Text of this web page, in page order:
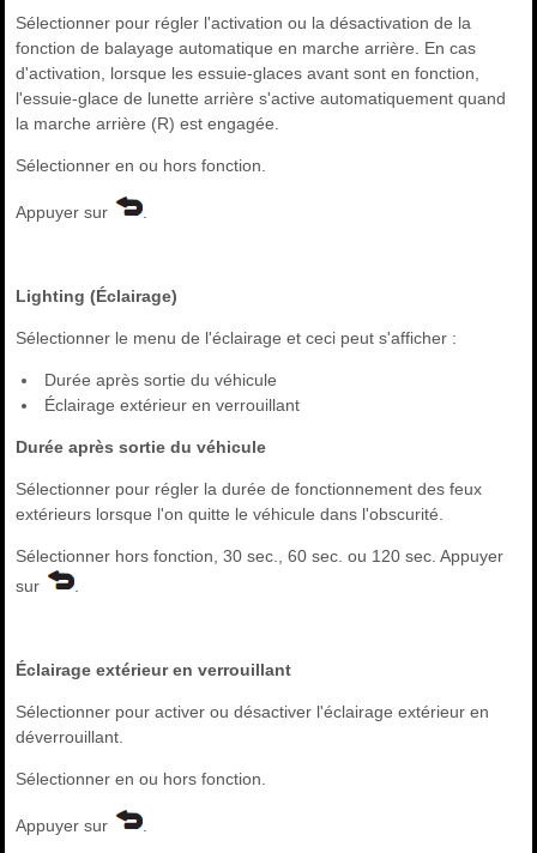
Sélectionner pour régler l'activation ou la désactivation de la
fonction de balayage automatique en marche arrière. En cas
d'activation, lorsque les essuie-glaces avant sont en fonction,
l'essuie-glace de lunette arrière s'active automatiquement quand
la marche arrière (R) est engagée.
Sélectionner en ou hors fonction.
Appuyer sur
Lighting (Éclairage)
Sélectionner le menu de l'éclairage et ceci peut s'afficher :
Durée après sortie du véhicule
Éclairage extérieur en verrouillant
Durée après sortie du véhicule
Sélectionner pour régler la durée de fonctionnement des feux
extérieurs lorsque l'on quitte le véhicule dans l'obscurité.
Sélectionner hors fonction, 30 sec., 60 sec. ou 120 sec. Appuyer
sur
Éclairage extérieur en verrouillant
Sélectionner pour activer ou désactiver l'éclairage extérieur en
déverrouillant.
Sélectionner en ou hors fonction.
Appuyer sur